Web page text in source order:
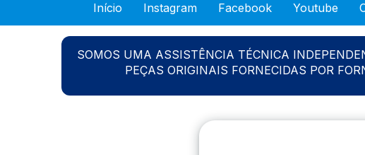
Início Instagram Facebook Youtube
SOMOS UMA ASSISTÊNCIA TÉCNICA
PEÇAS ORIGINAIS FORNECIDAS POR